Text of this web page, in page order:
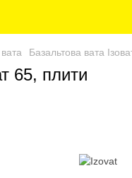
Базальтова вата
65, плити